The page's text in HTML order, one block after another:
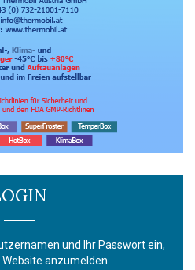
und Ihr Passwort ein,
anzumelden.